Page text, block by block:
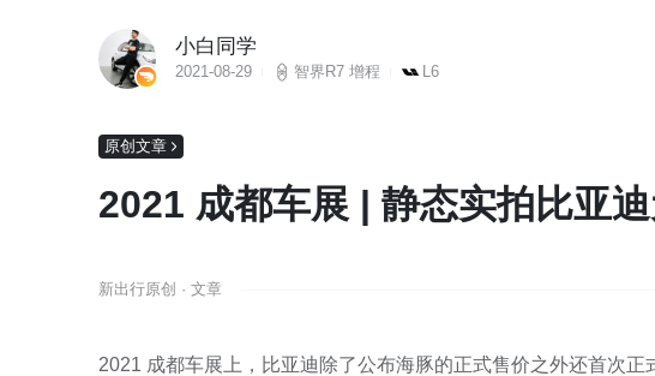
小白同学
2021-08-29 智界R7 增程 L6
原创文章
2021 成都车展 | 静态实拍比亚
新出行原创 · 文章
2021 成都车展上，比亚迪除了公布海豚的正式售价之外还首次正